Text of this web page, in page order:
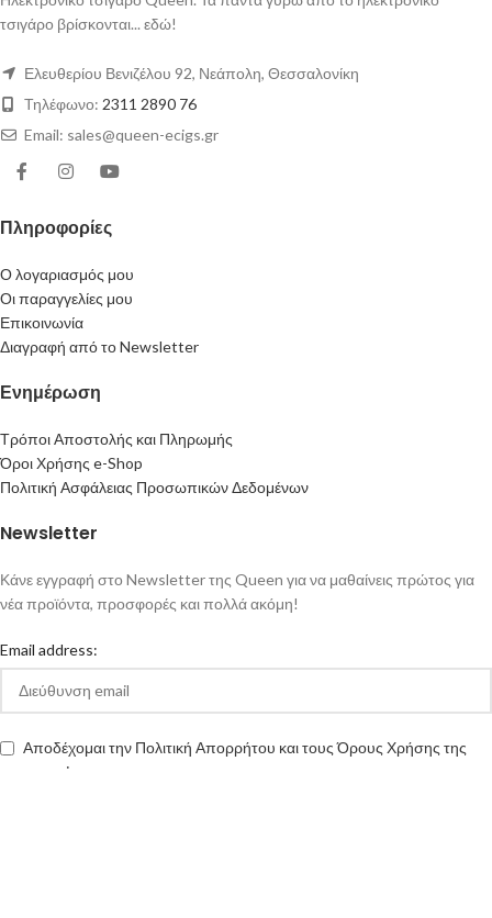
τσιγάρο βρίσκονται... εδώ!
Ελευθερίου Βενιζέλου 92, Νεάπολη, Θεσσαλονίκη
Τηλέφωνο: 2311 2890 76
Email: sales@queen-ecigs.gr
Πληροφορίες
Ο λογαριασμός μου
Οι παραγγελίες μου
Επικοινωνία
Διαγραφή από το Newsletter
Ενημέρωση
Τρόποι Αποστολής και Πληρωμής
Όροι Χρήσης e-Shop
Πολιτική Ασφάλειας Προσωπικών Δεδομένων
Newsletter
Κάνε εγγραφή στο Newsletter της Queen για να μαθαίνεις πρώτος για
νέα προϊόντα, προσφορές και πολλά ακόμη!
Email address:
Αποδέχομαι την Πολιτική Απορρήτου και τους Όρους Χρήσης της
queen-ecigs.gr